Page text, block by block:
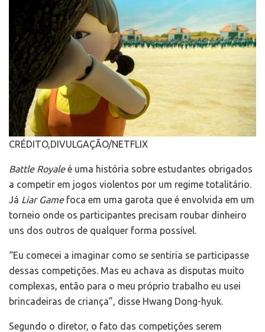
CRÉDITO,DIVULGAÇÃO/NETFLIX
Battle Royaleé uma história sobre estudantes obrigados
a competir em jogos violentos por um regime totalitário.
Já Liar Gamefoca em uma garota que é envolvida em um
torneio onde os participantes precisam roubar dinheiro
uns dos outros de qualquer forma possível.
“Eu comecei a imaginar como se sentiria se participasse
dessas competições. Mas eu achava as disputas muito
complexas, então para o meu próprio trabalho eu usei
brincadeiras de criança”, disse Hwang Dong-hyuk.
Segundo o diretor, o fato das competições serem